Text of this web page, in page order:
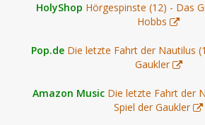
HolyShop Hörgespinste (12) - Das
Hobbs
Pop.de Die letzte Fahrt der Nautilus
Gaukler
Amazon Music Die letzte Fahrt der
Spiel der Gaukler